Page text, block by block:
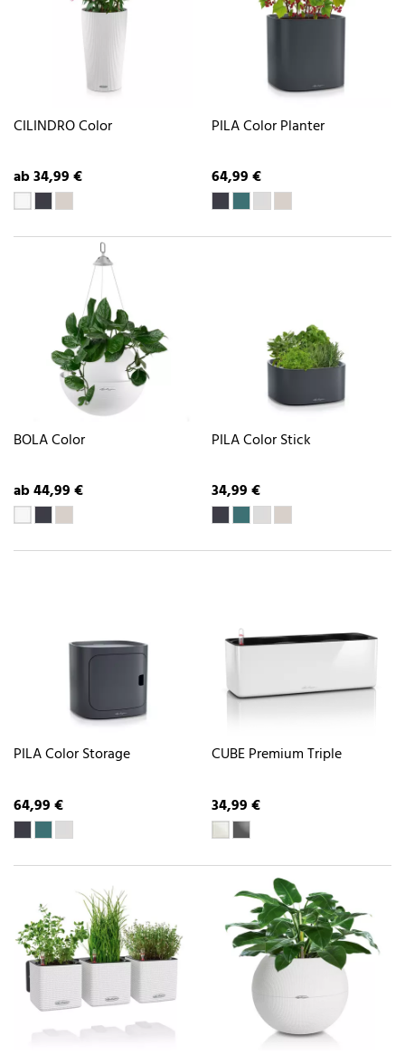
CILINDRO Color
ab 34,99 €
PILA Color Planter
64,99 €
BOLA Color
ab 44,99 €
PILA Color Stick
34,99 €
PILA Color Storage
64,99 €
CUBE Premium Triple
34,99 €